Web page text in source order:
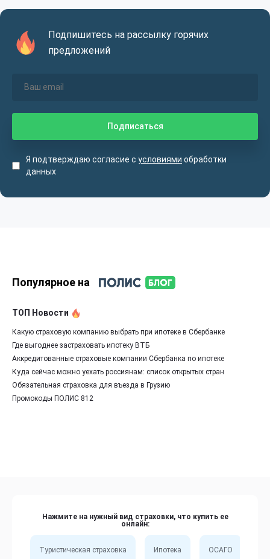
Подпишитесь на рассылку горячих
предложений
Я подтверждаю согласие с условиями обработки
данных
Популярное на
ТОП Новости
Какую страховую компанию выбрать при ипотеке в Сбербанке
Где выгоднее застраховать ипотеку ВТБ
Аккредитованные страховые компании Сбербанка по ипотеке
Куда сейчас можно уехать россиянам: список открытых стран
Обязательная страховка для въезда в Грузию
Промокоды ПОЛИС 812
Нажмите на нужный вид страховки, что купить ее
онлайн:
Туристическая страховка Ипотека ОСАГО